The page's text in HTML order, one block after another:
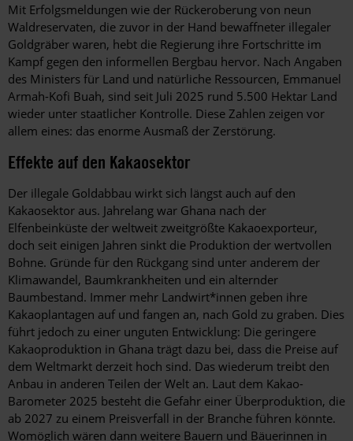
Mit Erfolgsmeldungen wie der Rückeroberung von neun
Waldreservaten, die zuvor in der Hand bewaffneter illegaler
Goldgräber waren, hebt die Regierung ihre Fortschritte im
Kampf gegen den informellen Bergbau hervor. Nach Angaben
des Ministers für Land und natürliche Ressourcen, Emmanuel
Armah-Kofi Buah, sind seit Juli 2025 rund 5.500 Hektar Land
wieder unter staatlicher Kontrolle. Diese Zahlen zeigen vor
allem eines: das enorme Ausmaß der Zerstörung.
Effekte auf den Kakaosektor
Der illegale Goldabbau wirkt sich längst auch auf den
Kakaosektor aus. Jahrelang war Ghana nach der
Elfenbeinküste der weltweit zweitgrößte Kakaoexporteur,
doch seit einigen Jahren sinkt die Produktion der wertvollen
Bohne. Gründe für den Rückgang sind unter anderem der
Klimawandel, Baumkrankheiten und ein alternder
Baumbestand. Immer mehr Landwirt*innen geben ihre
Kakaoplantagen auf und fangen an, nach Gold zu graben. Dies
führt jedoch zu einer unguten Entwicklung: Die geringere
Kakaoproduktion in Ghana trägt dazu bei, dass die Preise auf
dem Weltmarkt derzeit hoch sind. Das wiederum treibt den
Anbau in anderen Teilen der Welt an. Laut dem Kakao-
Barometer 2025 besteht die Gefahr einer Überproduktion, die
ab 2027 zu einem Preisverfall in der Branche führen könnte.
Womöglich wären dann weitere Bauern und Bäuerinnen in